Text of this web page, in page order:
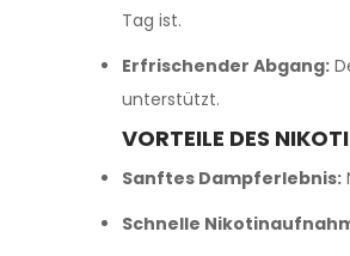
Tag ist.
Erfrischender Abgang:
unterstützt.
VORTEILE DES
Sanftes Dampferlebnis:
Schnelle